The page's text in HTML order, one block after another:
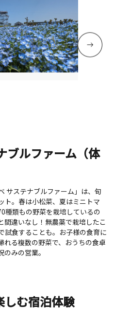
ブルファーム（体
サステナブルファーム」は、旬
ト。春は小松菜、夏はミニトマ
種類もの野菜を栽培しているの
間違いなし！無農薬で栽培したこ
試食することも。お子様の食育に
れる複数の野菜で、おうちの食卓
みの営業。
しむ宿泊体験